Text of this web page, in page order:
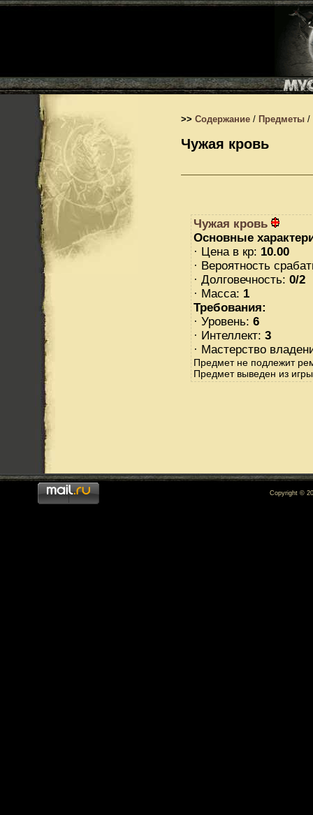
>> Содержание / Предметы /
Чужая кровь
Чужая кровь
Основные
· Цена в кр: 10.00
· Вероятность
· Долговечность: 0/2
· Масса: 1
Требования:
· Уровень: 6
· Интеллект: 3
· Мастерство
Предмет не подлежит
Предмет выведен из игры
Copyright ©